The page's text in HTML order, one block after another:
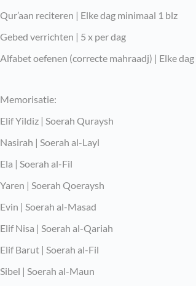
Qur’aan reciteren | Elke dag minimaal 1 blz
Gebed verrichten | 5 x per dag
Alfabet oefenen (correcte mahraadj) | Elke dag
Memorisatie:
Elif Yildiz | Soerah Quraysh
Nasirah | Soerah al-Layl
Ela | Soerah al-Fil
Yaren | Soerah Qoeraysh
Evin | Soerah al-Masad
Elif Nisa | Soerah al-Qariah
Elif Barut | Soerah al-Fil
Sibel | Soerah al-Maun